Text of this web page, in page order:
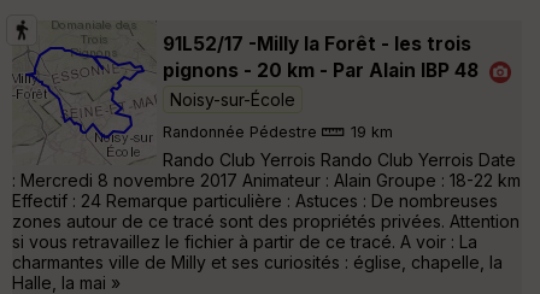
91L52/17 -Milly la Forêt - les trois
pignons - 20 km - Par Alain IBP 48
Noisy-sur-École
Randonnée Pédestre 19 km
Rando Club Yerrois Rando Club Yerrois Date
: Mercredi 8 novembre 2017 Animateur : Alain Groupe : 18-22 km
Effectif : 24 Remarque particulière : Astuces : De nombreuses
zones autour de ce tracé sont des propriétés privées. Attention
si vous retravaillez le fichier à partir de ce tracé. A voir : La
charmantes ville de Milly et ses curiosités : église, chapelle, la
Halle, la mai »